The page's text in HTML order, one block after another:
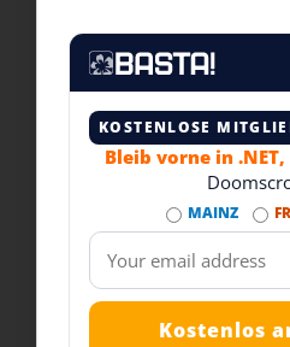
KOSTENLOSE
Bleib vorne in .NET,
MAINZ